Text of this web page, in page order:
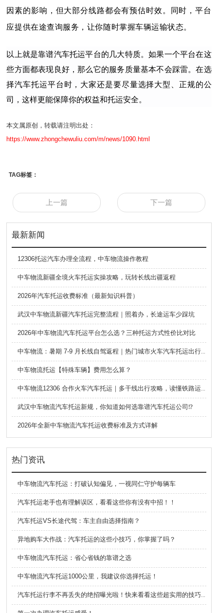
因素的影响，但大部分线路都会有预估时效。同时，平台
应提供在途查询服务，让你随时掌握车辆运输状态。
以上就是靠谱汽车托运平台的几大特质。如果一个平台在这
些方面都表现良好，那么它的服务质量基本不会踩雷。在选
择汽车托运平台时，大家还是要尽量选择大型、正规的公
司，这样更能保障你的权益和托运安全。
本文属原创，转载请注明出处：
https://www.zhongchewuliu.com/m/news/1090.html
TAG标签：
上一篇 下一篇
最新新闻
12306托运汽车办理全流程，中车物流操作教程
中车物流新疆全境火车托运实操攻略，玩转长线出疆返程
2026年汽车托运收费标准（最新知识科普）
武汉中车物流新疆汽车托运完整流程｜照着办，长途运车少踩坑
2026年中车物流汽车托运平台怎么选？三种托运方式性价比对比
中车物流：暑期 7-9 月长线自驾返程｜热门城市火车汽车托运出行全攻略
中车物流托运【特殊车辆】费用怎么算？
中车物流12306 合作火车汽车托运｜多干线出行攻略，读懂铁路运车的优势与避坑要点
武汉中车物流汽车托运新规，你知道如何选靠谱汽车托运公司⁉️
2026年全新中车物流汽车托运收费标准及方式详解
热门资讯
中车物流汽车托运：打破认知偏见，一视同仁守护每辆车
汽车托运老手也有理解误区，看看这些你有没有中招！！
汽车托运VS长途代驾：车主自由选择指南？
异地购车大作战：汽车托运的这些小技巧，你掌握了吗？
中车物流汽车托运：省心省钱的靠谱之选
中车物流汽车托运1000公里，我建议你选择托运！